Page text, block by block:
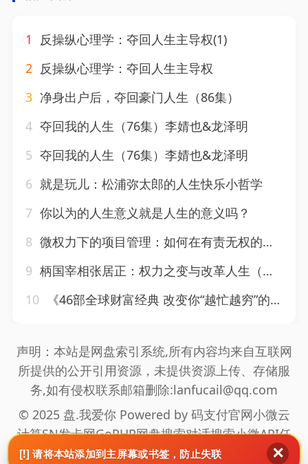
1
反操纵心理学：夺回人生主导权(1)
2 反操纵心理学：夺回人生主导权
3 净身出户后，夺回豪门人生（86集）
4 夺回我的人生（76集）李婧也&龙泽明
5 夺回我的人生（76集）李婧也&龙泽明
6 就是玩儿：松浦弥太郎的人生快乐小哲学
7 你以为的人生意义就是人生的意义吗？
8 微权力下的项目管理：如何在有责无权的状况下带领项目团队获得项目成功（第3版）
9 柄国宰相张居正：权力之变与改革人生（套装共2册）
10
《46部全球财富经典 改变你“越忙越穷”的焦虑人生》
声明：本站是网盘索引系统,所有内容均来自互联网
所提供的公开引用资源，未提供资源上传、存储服
务,如有侵权联系邮箱删除:lanfucail@qq.com
© 2025 盘.我爱你 Powered by 码支付官网小微云
计算SN发卡网GoPHP网盘搜索对话搜索小微API任
推邦拉新海通盟拉新真爱旅舍 网站地图
[!] 请将本站添加到主屏幕或书签，防止失联 ✕